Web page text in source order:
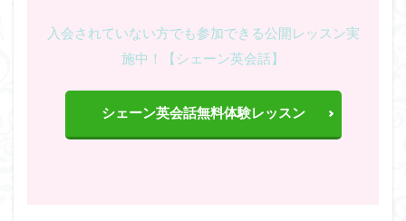
入会されていない方でも参加できる公開レッスン実
施中！【シェーン英会話】
シェーン英会話無料体験レッスン